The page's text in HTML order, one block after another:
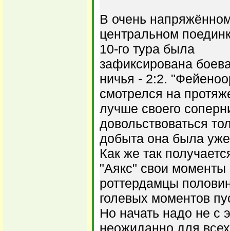
В очень
центральном
10-го тура была
зафиксирована
ничья - 2:2.
смотрелся на
лучше своего
довольствоваться
добыта она была
Как же так
"Аякс" свои моменты
роттердамцы
голевых моментов
Но начать надо не с
неожиданно для